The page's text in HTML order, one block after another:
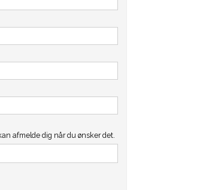
afmelde dig når du ønsker det.